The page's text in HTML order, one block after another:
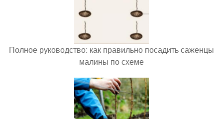
Полное руководство: как правильно посадить саженцы
малины по схеме